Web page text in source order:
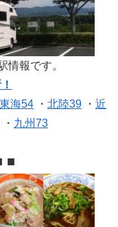
情報です。
東海54 ・ 北陸39 ・ 近
・ 九州73
■